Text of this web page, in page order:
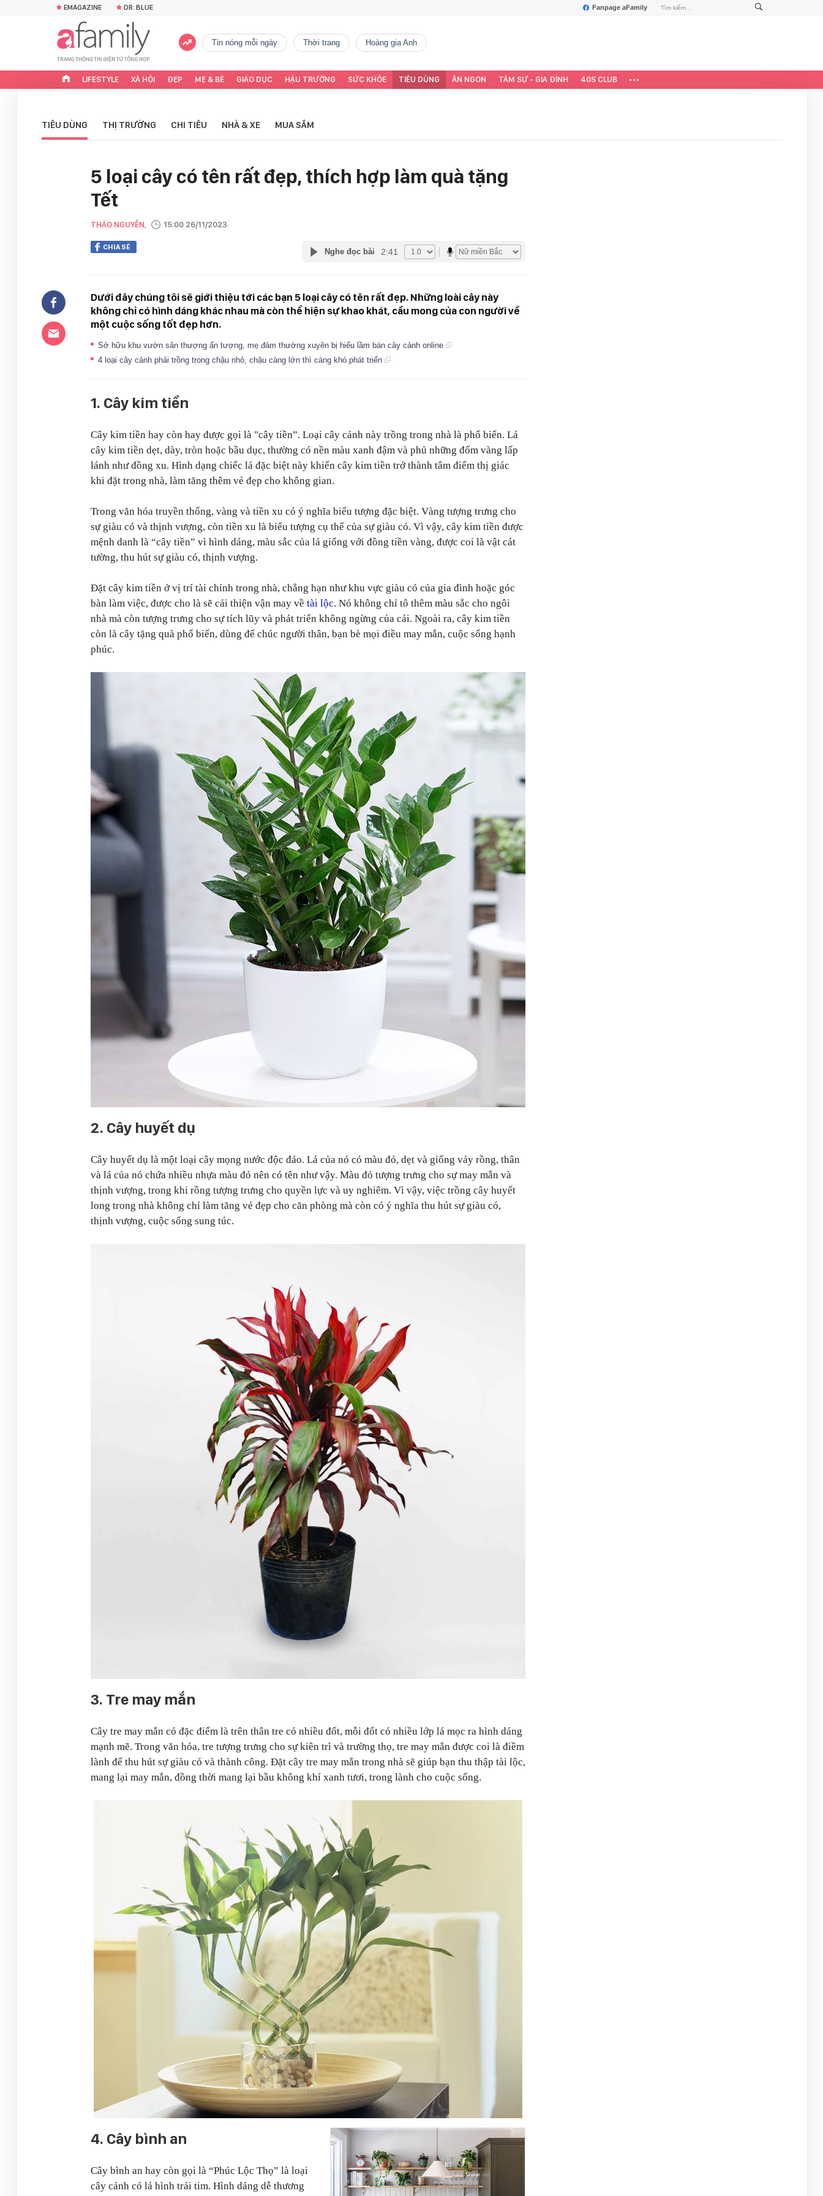
Fanpage aFamily
EMAGAZINE DR. BLUE
tin nóng mỗi ngày thời trang Hoàng gia Anh
LIFESTYLE XÃ HỘI ĐẸP MẸ & BÉ GIÁO DỤC HẬU TRƯỜNG SỨC KHỎE TIÊU DÙNG ĂN NGON TÂM SỰ - GIA ĐÌNH 40S CLUB
TIÊU DÙNG THỊ TRƯỜNG CHI TIÊU NHÀ & XE MUA SẮM
5 loại cây có tên rất đẹp, thích hợp làm quà tặng
Tết
THẢO NGUYỄN, 15:00 26/11/2023
CHIA SẺ Nghe đọc bài 2:41
Dưới đây chúng tôi sẽ giới thiệu tới các bạn 5 loại cây có tên rất đẹp. Những loài cây này
không chỉ có hình dáng khác nhau mà còn thể hiện sự khao khát, cầu mong của con người về
một cuộc sống tốt đẹp hơn.
Sở hữu khu vườn sân thượng ấn tượng, mẹ đảm thường xuyên bị hiểu lầm bán cây cảnh online
4 loại cây cảnh phải trồng trong chậu nhỏ, chậu càng lớn thì càng khó phát triển
1. Cây kim tiền
Cây kim tiền hay còn hay được gọi là "cây tiền”. Loại cây cảnh này trồng trong nhà là phổ biến. Lá
cây kim tiền dẹt, dày, tròn hoặc bầu dục, thường có nền màu xanh đậm và phủ những đốm vàng lấp
lánh như đồng xu. Hình dạng chiếc lá đặc biệt này khiến cây kim tiền trở thành tâm điểm thị giác
khi đặt trong nhà, làm tăng thêm vẻ đẹp cho không gian.
Trong văn hóa truyền thống, vàng và tiền xu có ý nghĩa biểu tượng đặc biệt. Vàng tượng trưng cho
sự giàu có và thịnh vượng, còn tiền xu là biểu tượng cụ thể của sự giàu có. Vì vậy, cây kim tiền được
mệnh danh là “cây tiền” vì hình dáng, màu sắc của lá giống với đồng tiền vàng, được coi là vật cát
tường, thu hút sự giàu có, thịnh vượng.
Đặt cây kim tiền ở vị trí tài chính trong nhà, chẳng hạn như khu vực giàu có của gia đình hoặc góc
bàn làm việc, được cho là sẽ cải thiện vận may về tài lộc. Nó không chỉ tô thêm màu sắc cho ngôi
nhà mà còn tượng trưng cho sự tích lũy và phát triển không ngừng của cải. Ngoài ra, cây kim tiền
còn là cây tặng quà phổ biến, dùng để chúc người thân, bạn bè mọi điều may mắn, cuộc sống hạnh
phúc.
2. Cây huyết dụ
Cây huyết dụ là một loại cây mọng nước độc đáo. Lá của nó có màu đỏ, dẹt và giống vảy rồng, thân
và lá của nó chứa nhiều nhựa màu đỏ nên có tên như vậy. Màu đỏ tượng trưng cho sự may mắn và
thịnh vượng, trong khi rồng tượng trưng cho quyền lực và uy nghiêm. Vì vậy, việc trồng cây huyết
long trong nhà không chỉ làm tăng vẻ đẹp cho căn phòng mà còn có ý nghĩa thu hút sự giàu có,
thịnh vượng, cuộc sống sung túc.
3. Tre may mắn
Cây tre may mắn có đặc điểm là trên thân tre có nhiều đốt, mỗi đốt có nhiều lớp lá mọc ra hình dáng
mạnh mẽ. Trong văn hóa, tre tượng trưng cho sự kiên trì và trường thọ, tre may mắn được coi là điềm
lành để thu hút sự giàu có và thành công. Đặt cây tre may mắn trong nhà sẽ giúp bạn thu thập tài lộc,
mang lại may mắn, đồng thời mang lại bầu không khí xanh tươi, trong lành cho cuộc sống.
4. Cây bình an
Cây bình an hay còn gọi là “Phúc Lộc Thọ” là loại
cây cảnh có lá hình trái tim. Hình dáng dễ thương